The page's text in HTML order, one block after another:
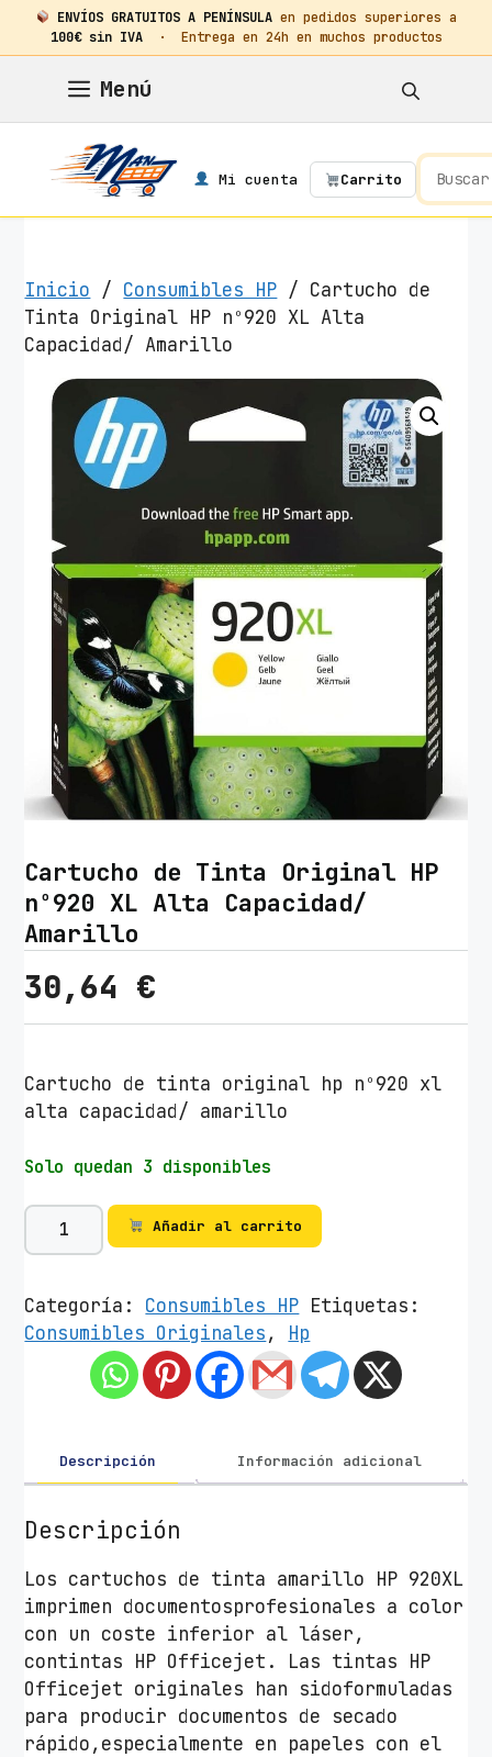
ENVÍOS GRATUITOS A PENÍNSULA en pedidos superiores a
100€ sin IVA· Entrega en 24h en muchos productos
contenido
Menú
Mi cuenta Carrito
Inicio / Consumibles HP / Cartucho de
Tinta Original HP nº920 XL Alta
Capacidad/ Amarillo
Cartucho de Tinta Original HP
nº920 XL Alta Capacidad/
Amarillo
30,64 €
Cartucho de tinta original hp nº920 xl
alta capacidad/ amarillo
Solo quedan 3 disponibles
C
a
t
u
T
i
n
t
a
O
r
i
g
i
Añadir al carrito
Categoría: Consumibles HP Etiquetas:
Consumibles Originales, Hp
Descripción Información adicional
Descripción
Los cartuchos de tinta amarillo HP 920XL
imprimen documentosprofesionales a color
con un coste inferior al láser,
contintas HP Officejet. Las tintas HP
Officejet originales han sidoformuladas
para producir documentos de secado
rápido,especialmente en papeles con el